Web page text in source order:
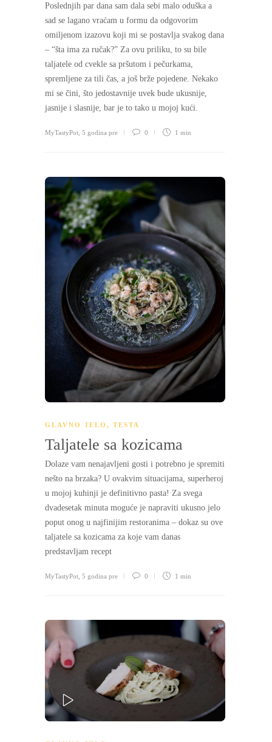
Poslednjih par dana sam dala sebi malo oduška a
sad se lagano vraćam u formu da odgovorim
omiljenom izazovu koji mi se postavlja svakog dana
– “šta ima za ručak?” Za ovu priliku, to su bile
taljatele od cvekle sa pršutom i pečurkama,
spremljene za tili čas, a još brže pojedene. Nekako
mi se čini, što jedostavnije uvek bude ukusnije,
jasnije i slasnije, bar je to tako u mojoj kući.
MyTastyPot 5 godina pre 0 1 min
GLAVNO JELO , TESTA
Taljatele sa kozicama
Dolaze vam nenajavljeni gosti i potrebno je spremiti
nešto na brzaka? U ovakvim situacijama, superheroj
u mojoj kuhinji je definitivno pasta! Za svega
dvadesetak minuta moguće je napraviti ukusno jelo
poput onog u najfinijim restoranima – dokaz su ove
taljatele sa kozicama za koje vam danas
predstavljam recept
MyTastyPot 5 godina pre 0 1 min
PLAY